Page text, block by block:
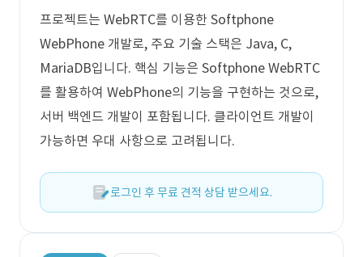
프로젝트는 WebRTC를 이용한 Softphone
WebPhone 개발로, 주요 기술 스택은 Java, C,
MariaDB입니다. 핵심 기능은 Softphone WebRTC
를 활용하여 WebPhone의 기능을 구현하는 것으로,
서버 백엔드 개발이 포함됩니다. 클라이언트 개발이
가능하면 우대 사항으로 고려됩니다.
로그인 후 무료 견적 상담 받으세요.